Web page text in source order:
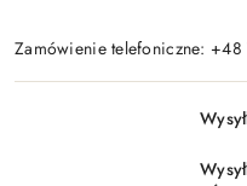
Zamówienie telefoniczne: +48
Dostępność